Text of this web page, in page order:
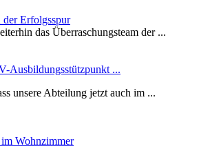
Erfolgsspur
das Überraschungsteam der ...
Ausbildungsstützpunkt ...
unsere Abteilung jetzt auch im ...
Wohnzimmer